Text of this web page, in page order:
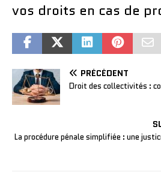
vos droits en cas de
PRÉCÉDENT
Droit des collectivités :
La procédure pénale simplifiée : une